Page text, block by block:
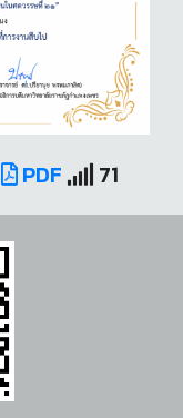
PDF 71